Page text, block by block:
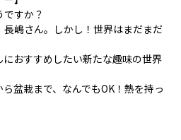
すか？
嶋さん。しかし！世界はまだまだ
おすすめしたい新たな趣味の世界
盆栽まで、なんでもOK！熱を持っ